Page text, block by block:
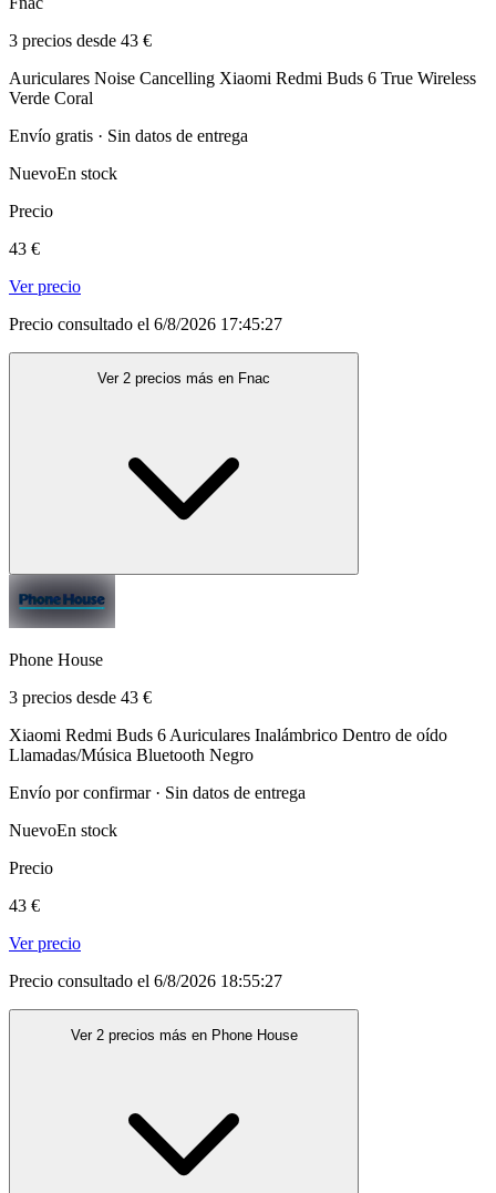
3 precios desde 43 €
Auriculares Noise Cancelling Xiaomi Redmi Buds 6 True Wireless
Verde Coral
Envío gratis · Sin datos de entrega
NuevoEn stock
Precio
43 €
Ver precio
Precio consultado el 6/8/2026 17:45:27
Ver 2 precios más en Fnac
Phone House
3 precios desde 43 €
Xiaomi Redmi Buds 6 Auriculares Inalámbrico Dentro de oído
Llamadas/Música Bluetooth Negro
Envío por confirmar · Sin datos de entrega
NuevoEn stock
Precio
43 €
Ver precio
Precio consultado el 6/8/2026 18:55:27
Ver 2 precios más en Phone House